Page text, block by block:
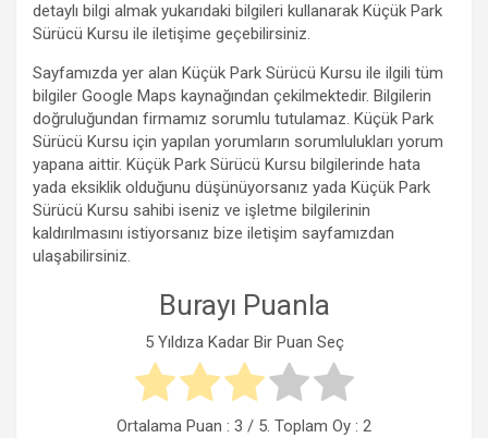
detaylı bilgi almak yukarıdaki bilgileri kullanarak Küçük Park
Sürücü Kursu ile iletişime geçebilirsiniz.
Sayfamızda yer alan Küçük Park Sürücü Kursu ile ilgili tüm
bilgiler Google Maps kaynağından çekilmektedir. Bilgilerin
doğruluğundan firmamız sorumlu tutulamaz. Küçük Park
Sürücü Kursu için yapılan yorumların sorumlulukları yorum
yapana aittir. Küçük Park Sürücü Kursu bilgilerinde hata
yada eksiklik olduğunu düşünüyorsanız yada Küçük Park
Sürücü Kursu sahibi iseniz ve işletme bilgilerinin
kaldırılmasını istiyorsanız bize iletişim sayfamızdan
ulaşabilirsiniz.
Burayı Puanla
5 Yıldıza Kadar Bir Puan Seç
Ortalama Puan : 3 / 5. Toplam Oy : 2